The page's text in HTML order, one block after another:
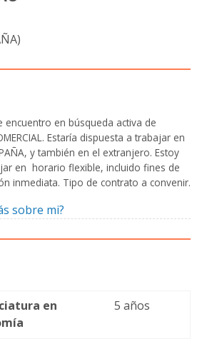
)
en búsqueda activa de
Estaría dispuesta a trabajar en
y también en el extranjero. Estoy
en horario flexible, incluido fines de
inmediata. Tipo de contrato a convenir.
sobre mi?
en
5 años